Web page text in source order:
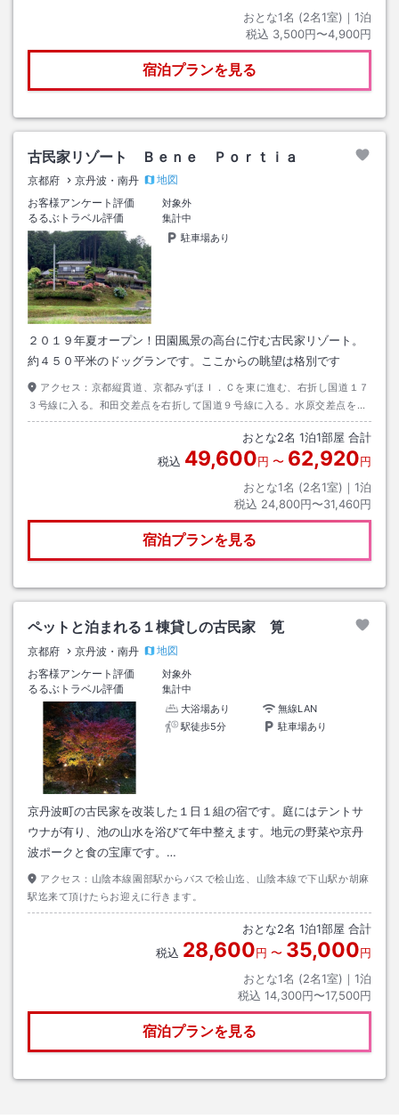
おとな1名 (2名1室)｜ 1泊
税込 3,500円〜4,900円
宿泊プランを見る
古民家リゾート Ｂｅｎｅ Ｐｏｒｔｉａ
京都府 京丹波・南丹
地図
お客様アンケート評価
対象外
るるぶトラベル評価
集計中
駐車場あり
２０１９年夏オープン！田園風景の高台に佇む古民家リゾート。
約４５０平米のドッグランです。ここからの眺望は格別です
アクセス： 京都縦貫道、京都みずほＩ．Ｃを東に進む、右折し国道１７
３号線に入る。和田交差点を右折して国道９号線に入る。水原交差点を左
折して府道７１１号に入る。そこから２．５ｋｍ。春日神社手前を右折。
おとな2名 1泊1部屋 合計
税込 49,600円 〜 62,920円
おとな1名 (2名1室)｜ 1泊
税込 24,800円〜31,460円
宿泊プランを見る
ペットと泊まれる１棟貸しの古民家 筧
京都府 京丹波・南丹
地図
お客様アンケート評価
対象外
るるぶトラベル評価
集計中
大浴場あり
無線LAN
駅徒歩5分
駐車場あり
京丹波町の古民家を改装した１日１組の宿です。庭にはテントサ
ウナが有り、池の山水を浴びて年中整えます。地元の野菜や京丹
波ポークと食の宝庫です。…
アクセス： 山陰本線園部駅からバスで桧山迄、山陰本線で下山駅か胡麻
駅迄来て頂けたらお迎えに行きます。
おとな2名 1泊1部屋 合計
税込 28,600円 〜 35,000円
おとな1名 (2名1室)｜ 1泊
税込 14,300円〜17,500円
宿泊プランを見る